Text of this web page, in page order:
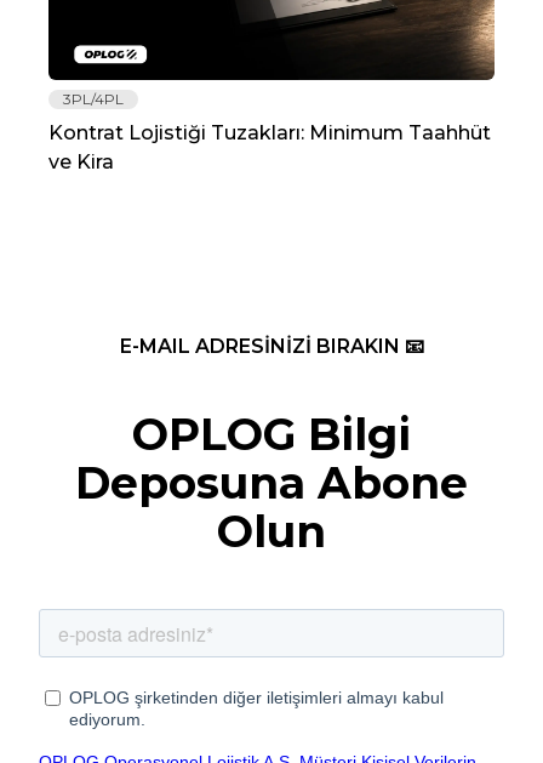
3PL/4PL
Kontrat Lojistiği Tuzakları: Minimum Taahhüt
ve Kira
E-MAIL ADRESİNİZİ BIRAKIN 📧
OPLOG Bilgi
Deposuna Abone
Olun